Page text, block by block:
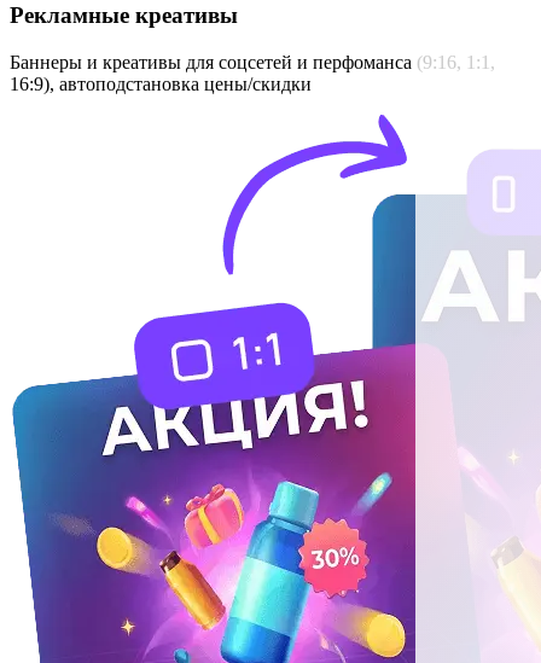
Рекламные креативы
Баннеры и креативы для соцсетей и перфоманса (9:16, 1:1,
16:9), автоподстановка цены/скидки